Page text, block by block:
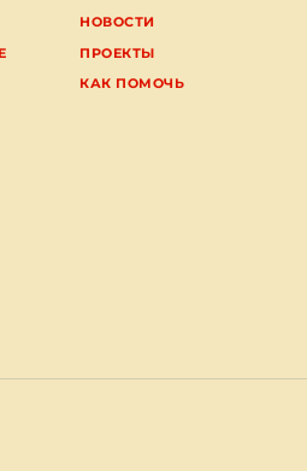
НОВОСТИ
ПРОЕКТЫ
КАК ПОМОЧЬ